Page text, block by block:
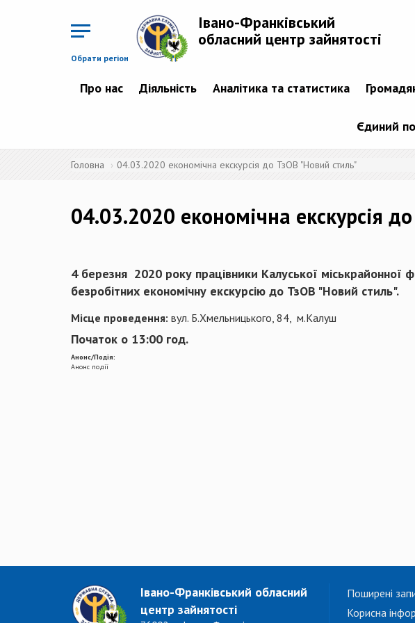
Обрати регіон
Івано-Франківський
обласний центр зайнятості
Про нас Діяльність Аналітика та статистика
Єдиний
Головна 04.03.2020 економічна екскурсія до ТзОВ "Новий стиль"
04.03.2020 економічна екскурсія
4 березня 2020 року працівники Калуської міськрайонної
безробітних економічну екскурсію до ТзОВ "Новий стиль".
Місце проведення: вул. Б.Хмельницького, 84, м.Калуш
Початок о 13:00 год.
Анонс/Подія:
Анонс події
Івано-Франківський обласний
центр зайнятості
Поширені
Корисна